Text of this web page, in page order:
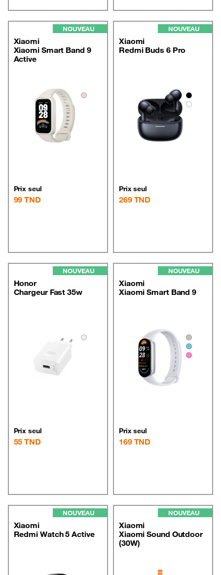
NOUVEAU
Xiaomi
Xiaomi Smart Band 9
Active
Prix seul
99 TND
NOUVEAU
Xiaomi
Redmi Buds 6 Pro
Prix seul
269 TND
NOUVEAU
Honor
Chargeur Fast 35w
Prix seul
55 TND
NOUVEAU
Xiaomi
Xiaomi Smart Band 9
Prix seul
169 TND
NOUVEAU
Xiaomi
Redmi Watch 5 Active
NOUVEAU
Xiaomi
Xiaomi Sound Outdoor
(30W)